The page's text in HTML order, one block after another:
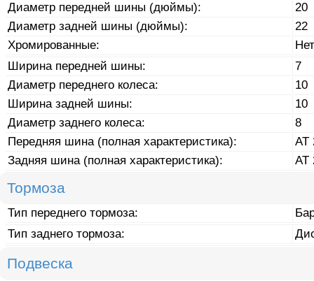
Диаметр передней шины (дюймы):
20
Диаметр задней шины (дюймы):
22
Хромированные:
Нет
Ширина передней шины:
7
Диаметр переднего колеса:
10
Ширина задней шины:
10
Диаметр заднего колеса:
8
Передняя шина (полная характеристика):
AT
Задняя шина (полная характеристика):
AT
Тормоза
Тип переднего тормоза:
Тип заднего тормоза:
Подвеска